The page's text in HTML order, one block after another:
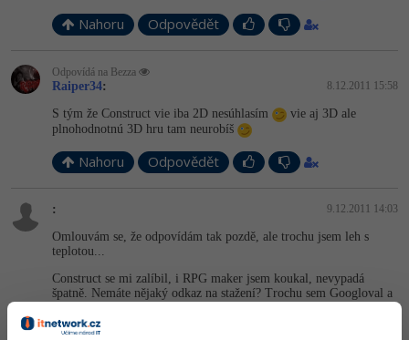
Fórum
Linux
Kybernetická bezpečnost
Elektronický podpis
Nahoru Odpovědět
Odpovídá na Bezza
Raiper34: 8.12.2011 15:58
S tým že Construct vie iba 2D nesúhlasím
vie aj 3D ale
plnohodnotnú 3D hru tam neurobíš
Nahoru Odpovědět
: 9.12.2011 14:03
Omlouvám se, že odpovídám tak pozdě, ale trochu jsem leh s
teplotou...
Construct se mi zalíbil, i RPG maker jsem koukal, nevypadá
špatně. Nemáte nějaký odkaz na stažení? Trochu sem Googloval a